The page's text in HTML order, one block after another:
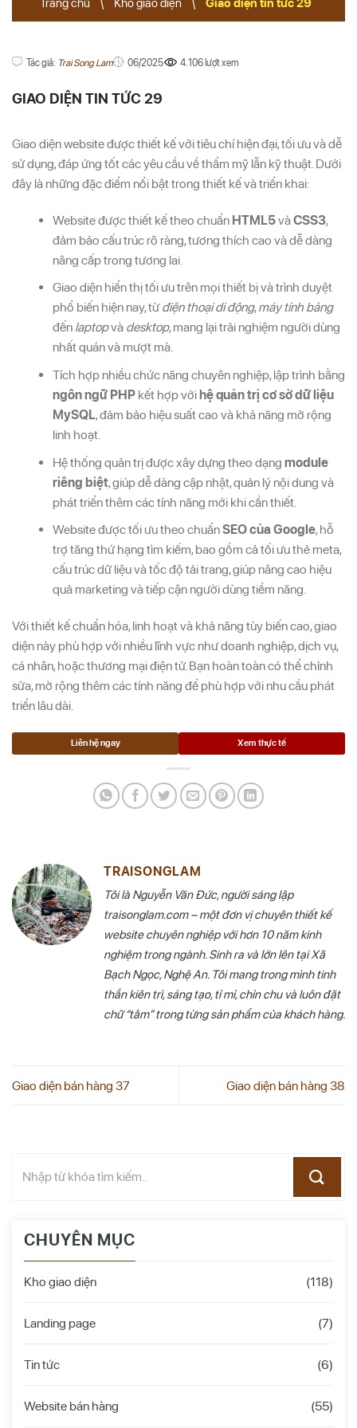
Trang chủ \ Kho giao diện \ Giao diện tin tức 29
Tác giả: Trai Song Lam 06/2025 4.106 lượt xem
GIAO DIỆN TIN TỨC 29
Giao diện website được thiết kế với tiêu chí hiện đại, tối ưu và dễ
sử dụng, đáp ứng tốt các yêu cầu về thẩm mỹ lẫn kỹ thuật. Dưới
đây là những đặc điểm nổi bật trong thiết kế và triển khai:
Website được thiết kế theo chuẩn HTML5vàCSS3,
đảm bảo cấu trúc rõ ràng, tương thích cao và dễ dàng
nâng cấp trong tương lai.
Giao diện hiển thị tối ưu trên mọi thiết bị và trình duyệt
phổ biến hiện nay, từ điện thoại di động,máy tính bảng
đến laptopvà desktop, mang lại trải nghiệm người dùng
nhất quán và mượt mà.
Tích hợp nhiều chức năng chuyên nghiệp, lập trình bằng
ngôn ngữ PHPkết hợp vớihệ quản trị cơ sở dữ liệu
MySQL, đảm bảo hiệu suất cao và khả năng mở rộng
linh hoạt.
Hệ thống quản trị được xây dựng theo dạng module
riêng biệt, giúp dễ dàng cập nhật, quản lý nội dung và
phát triển thêm các tính năng mới khi cần thiết.
Website được tối ưu theo chuẩnSEO của Google, hỗ
trợ tăng thứ hạng tìm kiếm, bao gồm cả tối ưu thẻ meta,
cấu trúc dữ liệu và tốc độ tải trang, giúp nâng cao hiệu
quả marketing và tiếp cận người dùng tiềm năng.
Với thiết kế chuẩn hóa, linh hoạt và khả năng tùy biến cao, giao
diện này phù hợp với nhiều lĩnh vực như doanh nghiệp, dịch vụ,
cá nhân, hoặc thương mại điện tử. Bạn hoàn toàn có thể chỉnh
sửa, mở rộng thêm các tính năng để phù hợp với nhu cầu phát
triển lâu dài.
Liên hệ ngay Xem thực tế
TRAISONGLAM
Tôi là Nguyễn Văn Đức, người sáng lập
traisonglam.com – một đơn vị chuyên thiết kế
website chuyên nghiệp với hơn 10 năm kinh
nghiệm trong ngành. Sinh ra và lớn lên tại Xã
Bạch Ngọc, Nghệ An. Tôi mang trong mình tinh
thần kiên trì, sáng tạo, tỉ mỉ, chỉn chu và luôn đặt
chữ “tâm” trong từng sản phẩm của khách hàng.
Giao diện bán hàng 37 Giao diện bán hàng 38
CHUYÊN MỤC
Kho giao diện (118)
Landing page (7)
Tin tức (6)
Website bán hàng (55)